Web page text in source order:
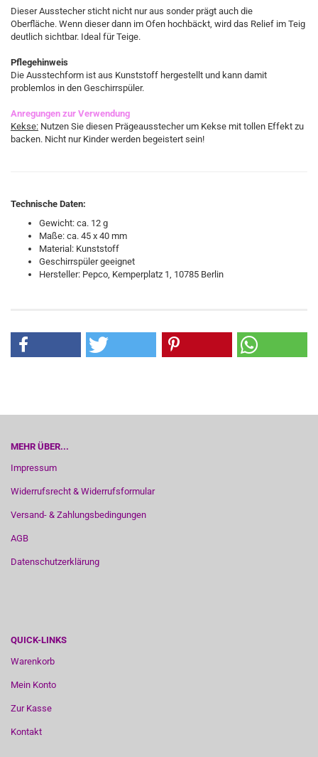
Dieser Ausstecher sticht nicht nur aus sonder prägt auch die
Oberfläche. Wenn dieser dann im Ofen hochbäckt, wird das Relief im Teig
deutlich sichtbar. Ideal für Teige.
Pflegehinweis
Die Ausstechform ist aus Kunststoff hergestellt und kann damit
problemlos in den Geschirrspüler.
Anregungen zur Verwendung
Kekse: Nutzen Sie diesen Prägeausstecher um Kekse mit tollen Effekt zu
backen. Nicht nur Kinder werden begeistert sein!
Technische Daten:
Gewicht: ca. 12 g
Maße: ca. 45 x 40 mm
Material: Kunststoff
Geschirrspüler geeignet
Hersteller: Pepco, Kemperplatz 1, 10785 Berlin
MEHR ÜBER...
Impressum
Widerrufsrecht & Widerrufsformular
Versand- & Zahlungsbedingungen
AGB
Datenschutzerklärung
QUICK-LINKS
Warenkorb
Mein Konto
Zur Kasse
Kontakt